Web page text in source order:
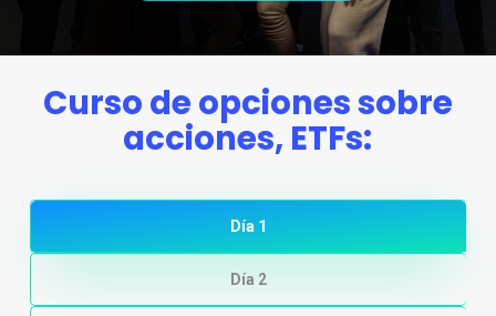
Curso de opciones sobre
acciones, ETFs:
Día 1
Día 2